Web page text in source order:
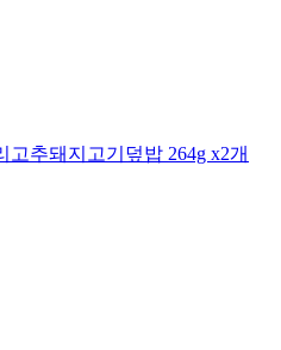
고추돼지고기덮밥 264g x2개